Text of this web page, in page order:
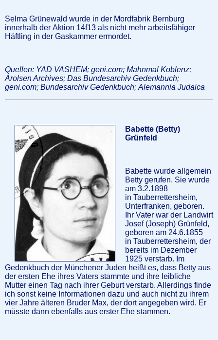
Selma Grünewald wurde in der Mordfabrik Bernburg
innerhalb der Aktion 14f13 als nicht mehr arbeitsfähiger
Häftling in der Gaskammer ermordet.
Quellen: YAD VASHEM; geni.com; Mahnmal Koblenz;
Arolsen Archives; Das Bundesarchiv Gedenkbuch;
geni.com; Bundesarchiv Gedenkbuch; Alemannia Judaica
Babette (Betty)
Grünfeld
Babette wurde allgemein
Betty gerufen. Sie wurde
am 3.2.1898
in Tauberrettersheim,
Unterfranken, geboren.
Ihr Vater war der Landwirt
Josef (Joseph) Grünfeld,
geboren am 24.6.1855
in Tauberrettersheim, der
bereits im Dezember
1925 verstarb. Im
Gedenkbuch der Münchener Juden heißt es, dass Betty aus
der ersten Ehe ihres Vaters stammte und ihre leibliche
Mutter einen Tag nach ihrer Geburt verstarb. Allerdings finde
ich sonst keine Informationen dazu und auch nicht zu ihrem
vier Jahre älteren Bruder Max, der dort angegeben wird. Er
müsste dann ebenfalls aus erster Ehe stammen.